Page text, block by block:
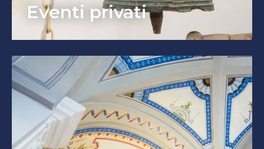
Eventi privati